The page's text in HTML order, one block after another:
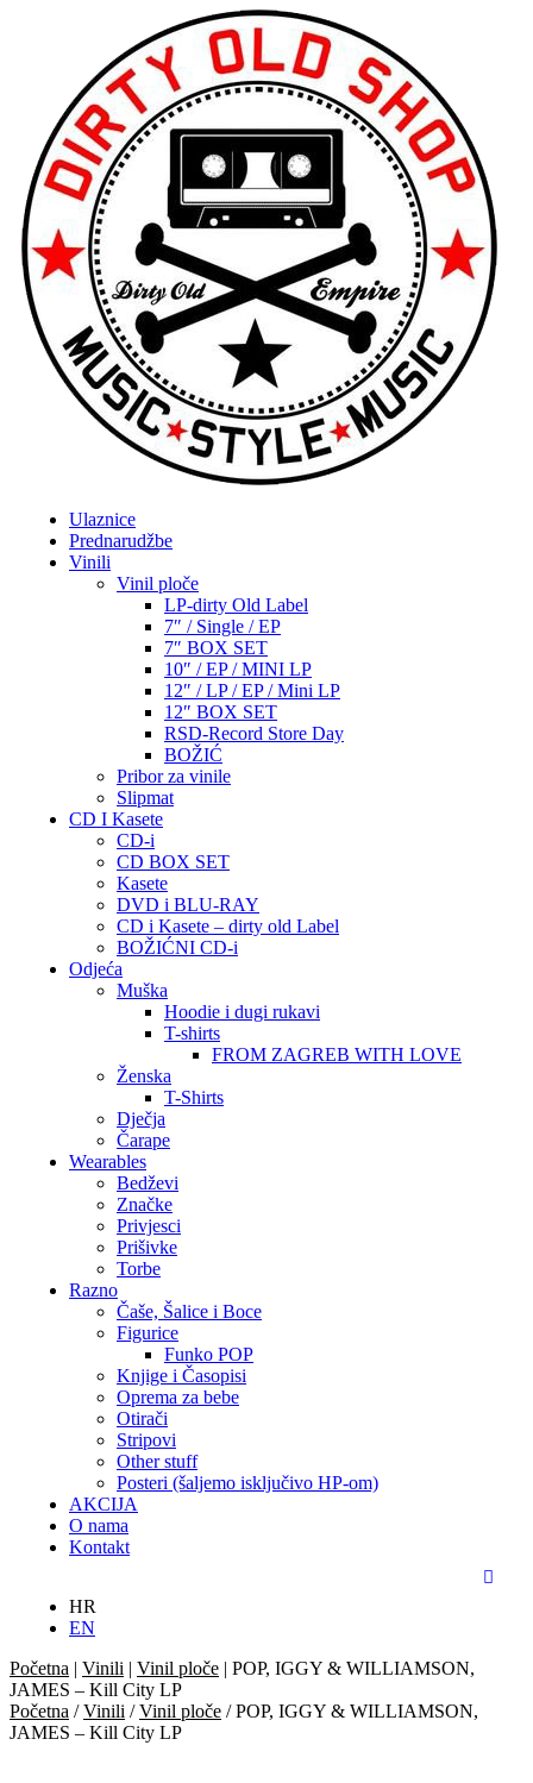
Ulaznice
Prednarudžbe
Vinili
Vinil ploče
LP-dirty Old Label
7″ / Single / EP
7″ BOX SET
10″ / EP / MINI LP
12″ / LP / EP / Mini LP
12″ BOX SET
RSD-Record Store Day
BOŽIĆ
Pribor za vinile
Slipmat
CD I Kasete
CD-i
CD BOX SET
Kasete
DVD i BLU-RAY
CD i Kasete – dirty old Label
BOŽIĆNI CD-i
Odjeća
Muška
Hoodie i dugi rukavi
T-shirts
FROM ZAGREB WITH LOVE
Ženska
T-Shirts
Dječja
Čarape
Wearables
Bedževi
Značke
Privjesci
Prišivke
Torbe
Razno
Čaše, Šalice i Boce
Figurice
Funko POP
Knjige i Časopisi
Oprema za bebe
Otirači
Stripovi
Other stuff
Posteri (šaljemo isključivo HP-om)
AKCIJA
O nama
Kontakt
HR
EN
Početna | Vinili | Vinil ploče | POP, IGGY & WILLIAMSON,
JAMES – Kill City LP
Početna /Vinili /Vinil ploče / POP, IGGY & WILLIAMSON,
JAMES – Kill City LP